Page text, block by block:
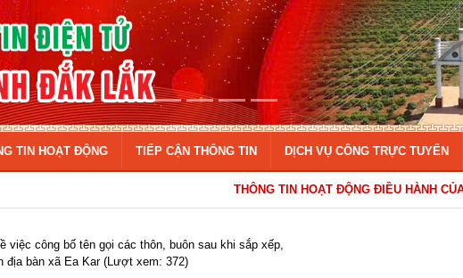
TIN HOẠT ĐỘNG TIẾP CẬN THÔNG TIN DỊCH VỤ CÔNG TRỰC TUYẾN
THÔNG TIN HOẠT ĐỘNG ĐIỀU HÀNH CỦA ĐẢNG
việc công bố tên gọi các thôn, buôn sau khi sắp xếp,
địa bàn xã Ea Kar (Lượt xem: 372)